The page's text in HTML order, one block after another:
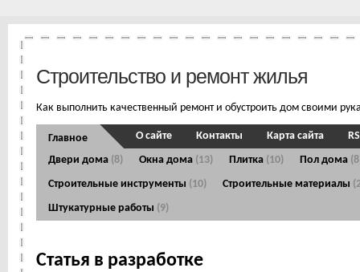
Строительство и ремонт жилья
Как выполнить качественный ремонт и обустроить дом своими
Главное
Двери дома (8) Окна дома (13) Плитка (10) Пол дома
Строительные инструменты (10) Строительные материалы
Штукатурные работы (9)
О сайте Контакты Карта сайта
Статья в разработке